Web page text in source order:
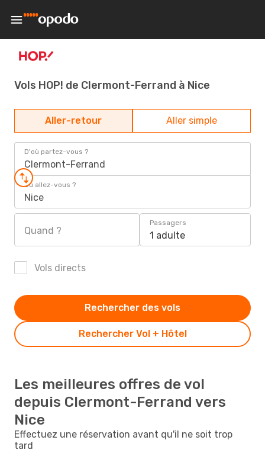
Vols HOP! de Clermont-Ferrand à Nice
Aller-retour Aller simple
D'où partez-vous ?
Clermont-Ferrand
Où allez-vous ?
Nice
Quand ?
Passagers
1 adulte
Vols directs
Rechercher Vol + Hôtel
Rechercher des vols
Les meilleures offres de vol
depuis Clermont-Ferrand vers
Nice
Effectuez une réservation avant qu'il ne soit trop
tard